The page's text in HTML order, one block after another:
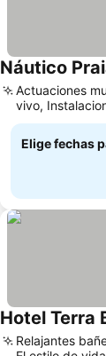
Náutico
Actuaciones
vivo,
relajación
Elige fechas
Hotel Terra
Relajantes